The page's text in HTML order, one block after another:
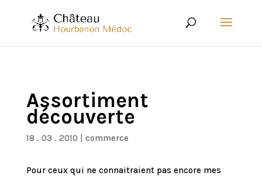
Assortiment
découverte
18 . 03 . 2010 commerce
Pour ceux qui ne connaitraient pas encore mes